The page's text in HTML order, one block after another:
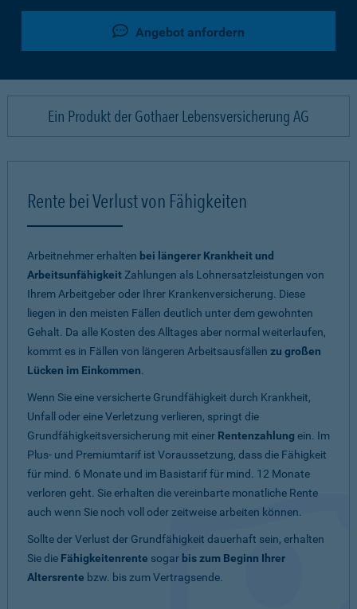
Angebot anfordern
Ein Produkt der Gothaer Lebensversicherung AG
Rente bei Verlust von Fähigkeiten
Arbeitnehmer erhalten bei längerer Krankheit und
ArbeitsunfähigkeitZahlungen als Lohnersatzleistungen von
Ihrem Arbeitgeber oder Ihrer Krankenversicherung. Diese
liegen in den meisten Fällen deutlich unter dem gewohnten
Gehalt. Da alle Kosten des Alltages aber normal weiterlaufen,
kommt es in Fällen von längeren Arbeitsausfällen zu großen
Lücken im Einkommen.
Wenn Sie eine versicherte Grundfähigkeit durch Krankheit,
Unfall oder eine Verletzung verlieren, springt die
Grundfähigkeitsversicherung mit einer Rentenzahlung ein. Im
Plus- und Premiumtarif ist Voraussetzung, dass die Fähigkeit
für mind. 6 Monate und im Basistarif für mind. 12 Monate
verloren geht. Sie erhalten die vereinbarte monatliche Rente
auch wenn Sie noch voll oder zeitweise arbeiten können.
Sollte der Verlust der Grundfähigkeit dauerhaft sein, erhalten
Sie die Fähigkeitenrente sogar bis zum Beginn Ihrer
Altersrente bzw. bis zum Vertragsende.